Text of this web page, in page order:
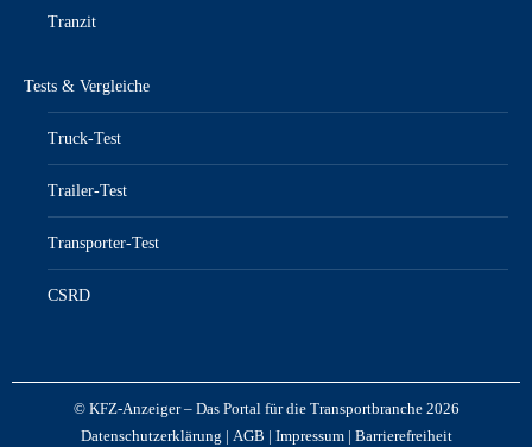
Tranzit
Tests & Vergleiche
Truck-Test
Trailer-Test
Transporter-Test
CSRD
© KFZ-Anzeiger – Das Portal für die Transportbranche 2026
Datenschutzerklärung | AGB | Impressum| Barrierefreiheit